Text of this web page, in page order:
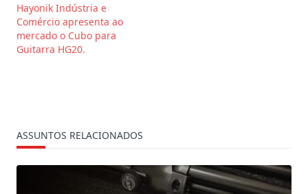
Hayonik Indústria e
Comércio apresenta ao
mercado o Cubo para
Guitarra HG20.
ASSUNTOS RELACIONADOS